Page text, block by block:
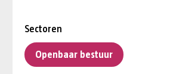
Sectoren
Openbaar bestuur